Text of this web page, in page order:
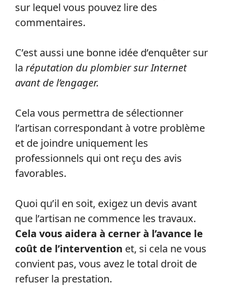
sur lequel vous pouvez lire des
commentaires.
C’est aussi une bonne idée d’enquêter sur
la réputation du plombier sur Internet
avant de l’engager.
Cela vous permettra de sélectionner
l’artisan correspondant à votre problème
et de joindre uniquement les
professionnels qui ont reçu des avis
favorables.
Quoi qu’il en soit, exigez un devis avant
que l’artisan ne commence les travaux.
Cela vous aidera à cerner à l’avance le
coût de l’intervention et, si cela ne vous
convient pas, vous avez le total droit de
refuser la prestation.